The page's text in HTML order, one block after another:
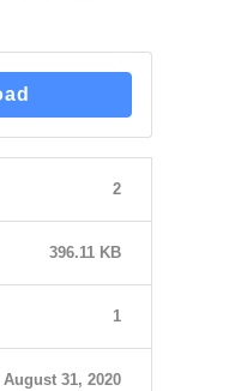
2
396.11 KB
1
August 31, 2020